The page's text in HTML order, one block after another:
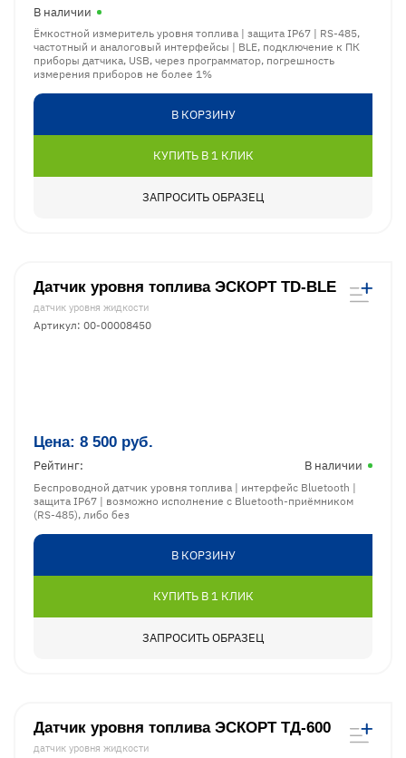
В наличии
Ёмкостной измеритель уровня топлива | защита IP67 | RS-485,
частотный и аналоговый интерфейсы | BLE, подключение к ПК
приборы датчика, USB, через программатор, погрешность
измерения приборов не более 1%
В КОРЗИНУ
КУПИТЬ В 1 КЛИК
ЗАПРОСИТЬ ОБРАЗЕЦ
Датчик уровня топлива ЭСКОРТ TD-BLE
датчик уровня жидкости
Артикул: 00-00008450
Цена: 8 500 руб.
Рейтинг: В наличии
Беспроводной датчик уровня топлива | интерфейс Bluetooth |
защита IP67 | возможно исполнение с Bluetooth-приёмником
(RS-485), либо без
В КОРЗИНУ
КУПИТЬ В 1 КЛИК
ЗАПРОСИТЬ ОБРАЗЕЦ
Датчик уровня топлива ЭСКОРТ ТД-600
датчик уровня жидкости